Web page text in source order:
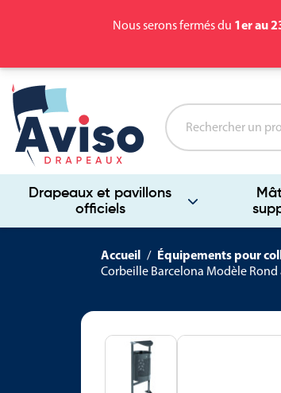
Nous serons fermés du 1er au
Drapeaux et pavillons
officiels
Accueil Équipements pour
Corbeille Barcelona Modèle Rond